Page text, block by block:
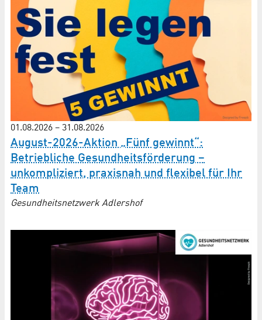
01.08.2026 – 31.08.2026
August-2026-Aktion „Fünf gewinnt“:
Betriebliche Gesundheitsförderung –
unkompliziert, praxisnah und flexibel für Ihr
Team
Gesundheitsnetzwerk Adlershof